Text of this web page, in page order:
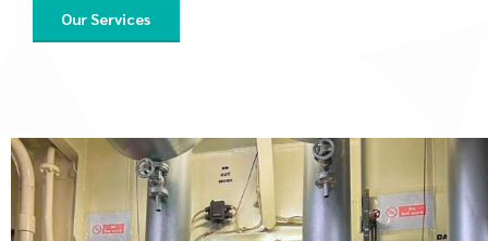
Our Services